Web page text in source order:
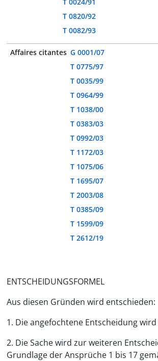
T 0820/92
T 0082/93
Affaires citantes G 0001/07
T 0775/97
T 0035/99
T 0964/99
T 1038/00
T 0383/03
T 0992/03
T 1172/03
T 1075/06
T 1695/07
T 2003/08
T 0385/09
T 1599/09
T 2612/19
ENTSCHEIDUNGSFORMEL
Aus diesen Gründen wird entschieden:
1. Die angefochtene Entscheidung
2. Die Sache wird zur weiteren
Grundlage der Ansprüche 1 bis 17